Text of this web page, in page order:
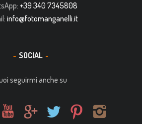
+39 340 7345808
info@fotomanganelli.it
SOCIAL
seguirmi anche su